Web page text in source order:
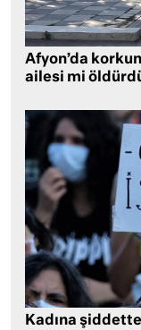
Afyon’da
ailesi mi
Kadına